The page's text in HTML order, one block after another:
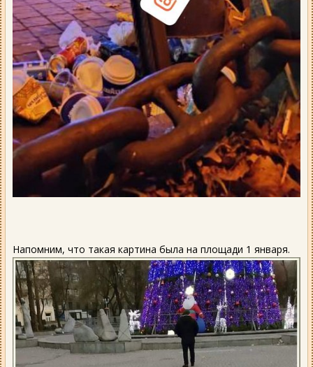
Напомним, что такая картина была на площади 1 января.